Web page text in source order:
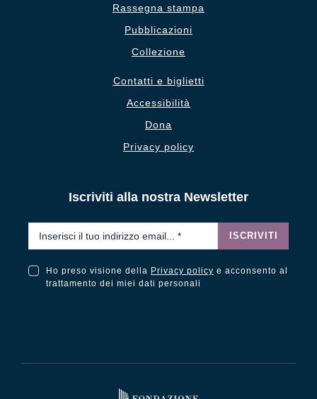
Rassegna stampa
Pubblicazioni
Collezione
Contatti e biglietti
Accessibilità
Dona
Privacy policy
Iscriviti alla nostra Newsletter
ISCRIVITI
Ho preso visione della Privacy policy e acconsento al
trattamento dei miei dati personali